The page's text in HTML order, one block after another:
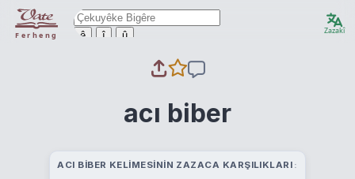
Ferheng ê î û Zazakî
acı biber
ACI BIBER KELIMESININ ZAZACA KARŞILIKLARI